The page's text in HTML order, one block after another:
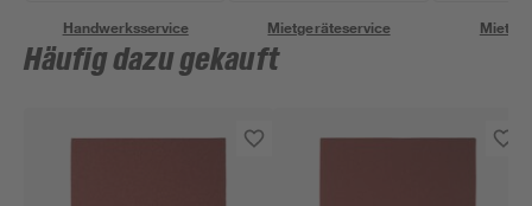
Handwerksservice Mietgeräteservice
Häufig dazu gekauft